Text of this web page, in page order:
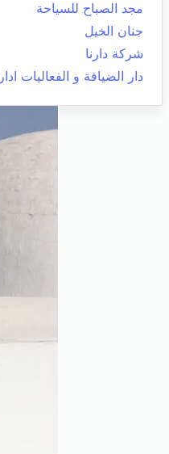
مجد الصباح للسياحة
جنان الخيل
شركة دارنا
دار الضيافة و الفعاليات